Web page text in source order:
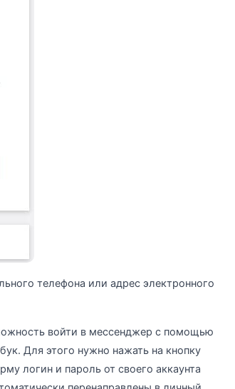
телефона или адрес электронного
войти в мессенджер с помощью
Для этого нужно нажать на кнопку
логин и пароль от своего аккаунта